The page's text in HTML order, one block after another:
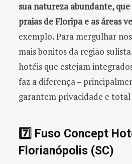
sua natureza abundante,
praias de Floripa e as áreas
exemplo.Para mergulhar
mais bonitos da região
hotéis que estejam
faz a diferença –
garantem privacidade e total
7️⃣ Fuso Concept
Florianópolis (SC)